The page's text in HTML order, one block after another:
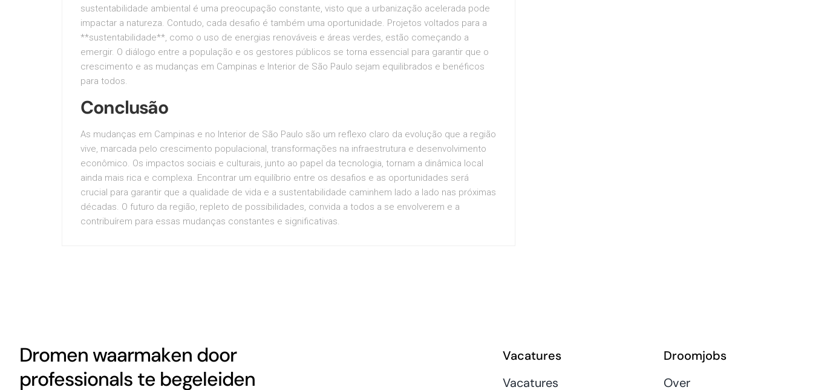
sustentabilidade ambiental é uma preocupação constante, visto que a urbanização acelerada pode
impactar a natureza. Contudo, cada desafio é também uma oportunidade. Projetos voltados para a
**sustentabilidade**, como o uso de energias renováveis e áreas verdes, estão começando a
emergir. O diálogo entre a população e os gestores públicos se torna essencial para garantir que o
crescimento e as mudanças em Campinas e Interior de São Paulo sejam equilibrados e benéficos
para todos.
Conclusão
As mudanças em Campinas e no Interior de São Paulo são um reflexo claro da evolução que a região
vive, marcada pelo crescimento populacional, transformações na infraestrutura e desenvolvimento
econômico. Os impactos sociais e culturais, junto ao papel da tecnologia, tornam a dinâmica local
ainda mais rica e complexa. Encontrar um equilíbrio entre os desafios e as oportunidades será
crucial para garantir que a qualidade de vida e a sustentabilidade caminhem lado a lado nas próximas
décadas. O futuro da região, repleto de possibilidades, convida a todos a se envolverem e a
contribuírem para essas mudanças constantes e significativas.
Dromen waarmaken door
professionals te begeleiden
Vacatures
Vacatures
Droomjobs
Over